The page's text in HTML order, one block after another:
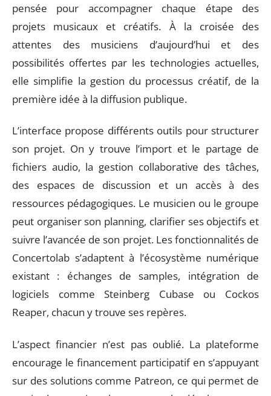
pensée pour accompagner chaque étape des
projets musicaux et créatifs. À la croisée des
attentes des musiciens d’aujourd’hui et des
possibilités offertes par les technologies actuelles,
elle simplifie la gestion du processus créatif, de la
première idée à la diffusion publique.
L’interface propose différents outils pour structurer
son projet. On y trouve l’import et le partage de
fichiers audio, la gestion collaborative des tâches,
des espaces de discussion et un accès à des
ressources pédagogiques. Le musicien ou le groupe
peut organiser son planning, clarifier ses objectifs et
suivre l’avancée de son projet. Les fonctionnalités de
Concertolab s’adaptent à l’écosystème numérique
existant : échanges de samples, intégration de
logiciels comme Steinberg Cubase ou Cockos
Reaper, chacun y trouve ses repères.
L’aspect financier n’est pas oublié. La plateforme
encourage le financement participatif en s’appuyant
sur des solutions comme Patreon, ce qui permet de